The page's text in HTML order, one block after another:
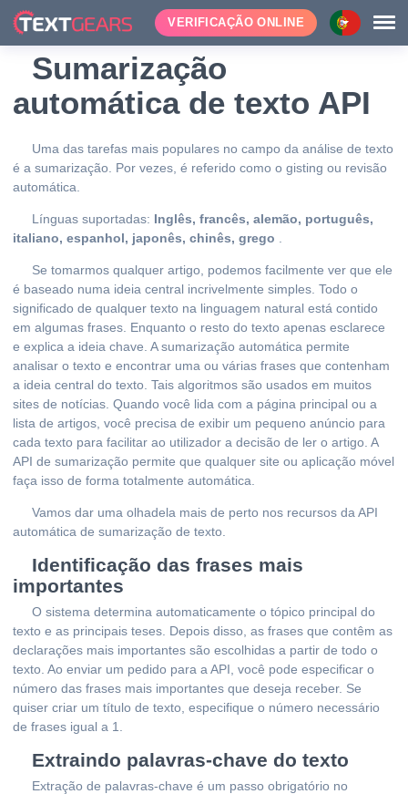
VERIFICAÇÃO ONLINE
Sumarização
automática de texto API
Uma das tarefas mais populares no campo da análise de texto
é a sumarização. Por vezes, é referido como o gisting ou revisão
automática.
Línguas suportadas: Inglês, francês, alemão, português,
italiano, espanhol, japonês, chinês, grego
Se tomarmos qualquer artigo, podemos facilmente ver que ele
é baseado numa ideia central incrivelmente simples. Todo o
significado de qualquer texto na linguagem natural está contido
em algumas frases. Enquanto o resto do texto apenas esclarece
e explica a ideia chave. A sumarização automática permite
analisar o texto e encontrar uma ou várias frases que contenham
a ideia central do texto. Tais algoritmos são usados em muitos
sites de notícias. Quando você lida com a página principal ou a
lista de artigos, você precisa de exibir um pequeno anúncio para
cada texto para facilitar ao utilizador a decisão de ler o artigo. A
API de sumarização permite que qualquer site ou aplicação móvel
faça isso de forma totalmente automática.
Vamos dar uma olhadela mais de perto nos recursos da API
automática de sumarização de texto.
Identificação das frases mais
importantes
O sistema determina automaticamente o tópico principal do
texto e as principais teses. Depois disso, as frases que contêm as
declarações mais importantes são escolhidas a partir de todo o
texto. Ao enviar um pedido para a API, você pode especificar o
número das frases mais importantes que deseja receber. Se
quiser criar um título de texto, especifique o número necessário
de frases igual a 1.
Extraindo palavras-chave do texto
Extração de palavras-chave é um passo obrigatório no